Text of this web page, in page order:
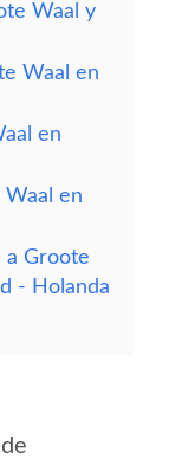
Waal y
Waal en
en
Waal en
a Groote
- Holanda